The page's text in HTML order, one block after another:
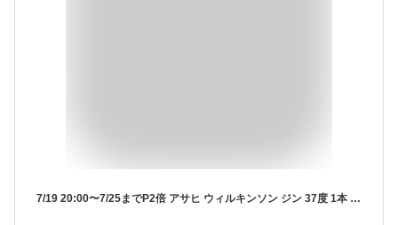
7/19 20:00〜7/25までP2倍 アサヒ ウィルキンソン ジン 37度 1本 PET 1800ml【ご注文は2ケース(12本)まで同梱可能】